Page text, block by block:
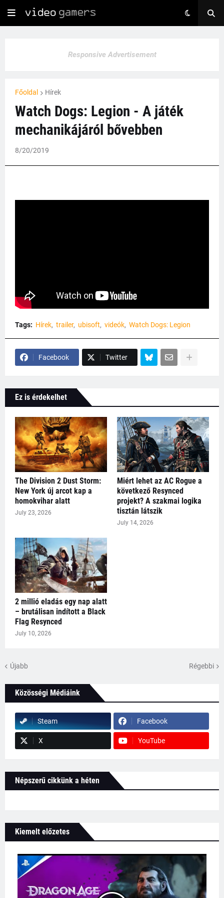
Responsive Advertisement
Főoldal Hírek
Watch Dogs: Legion - A játék
mechanikájáról bővebben
8/20/2019
Tags: Hírek trailer ubisoft videók Watch Dogs: Legion
Facebook Twitter
Ez is érdekelhet
The Division 2 Dust Storm:
New York új arcot kap a
homokvihar alatt
July 23, 2026
Miért lehet az AC Rogue a
következő Resynced
projekt? A szakmai logika
tisztán látszik
July 14, 2026
2 millió eladás egy nap alatt
– brutálisan indított a Black
Flag Resynced
July 10, 2026
Újabb Régebbi
Közösségi Médiáink
Steam Facebook
X YouTube
Népszerű cikkünk a héten
Kiemelt előzetes